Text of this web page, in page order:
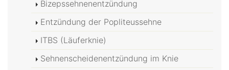
Bizepssehnenentzündung
Entzündung der Popliteussehne
ITBS (Läuferknie)
Sehnenscheidenentzündung im Knie